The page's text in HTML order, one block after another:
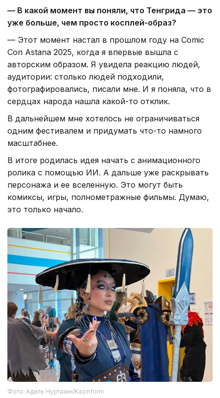
— В какой момент вы поняли, что Тенгрида — это
уже больше, чем просто косплей-образ?
— Этот момент настал в прошлом году на Comic
Con Astana 2025, когда я впервые вышла с
авторским образом. Я увидела реакцию людей,
аудитории: столько людей подходили,
фотографировались, писали мне. И я поняла, что в
сердцах народа нашла какой-то отклик.
В дальнейшем мне хотелось не ограничиваться
одним фестивалем и придумать что-то намного
масштабнее.
В итоге родилась идея начать с анимационного
ролика с помощью ИИ. А дальше уже раскрывать
персонажа и ее вселенную. Это могут быть
комиксы, игры, полнометражные фильмы. Думаю,
это только начало.
Фото: Адиль Нуртазин/Kazinform